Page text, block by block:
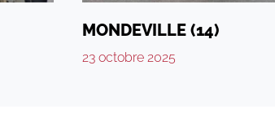
MONDEVILLE (14)
23 octobre 2025